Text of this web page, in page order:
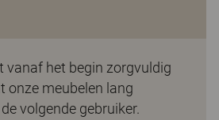
vanaf het begin zorgvuldig
onze meubelen lang
volgende gebruiker.